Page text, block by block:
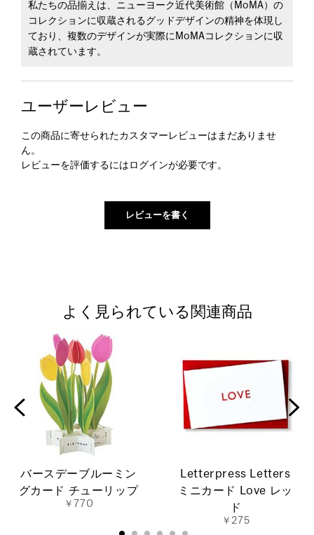
私たちの品揃えは、ニューヨーク近代美術館（MoMA）の
コレクションに収蔵されるグッドデザインの精神を体現し
ており、複数のデザインが実際にMoMAコレクションに収
蔵されています。
ユーザーレビュー
この商品に寄せられたカスタマーレビューはまだありませ
ん。
レビューを評価するには ログインが必要です。
よく見られている関連商品
バースデーブルーミン
グカード チューリップ
￥770
Letterpress Letters
ミニカード Love レッ
ド
￥275